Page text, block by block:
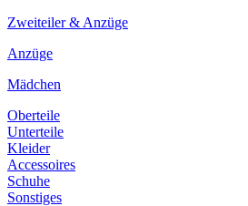
Zweiteiler & Anzüge
Anzüge
Mädchen
Oberteile
Unterteile
Kleider
Accessoires
Schuhe
Sonstiges